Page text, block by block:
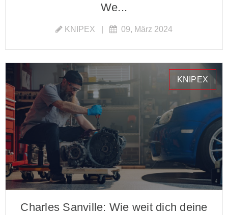
We...
KNIPEX 09, März 2024
KNIPEX
Charles Sanville: Wie weit dich deine